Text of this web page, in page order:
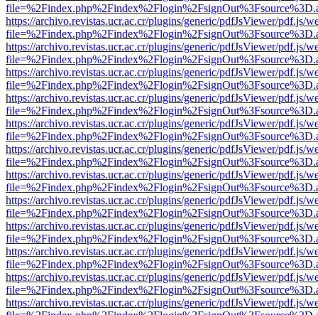
https://archivo.revistas.ucr.ac.cr/plugins/generic/pdfJsViewer/pdf.js/
https://archivo.revistas.ucr.ac.cr/plugins/generic/pdfJsViewer/pdf.js/
https://archivo.revistas.ucr.ac.cr/plugins/generic/pdfJsViewer/pdf.js/
https://archivo.revistas.ucr.ac.cr/plugins/generic/pdfJsViewer/pdf.js/
https://archivo.revistas.ucr.ac.cr/plugins/generic/pdfJsViewer/pdf.js/
https://archivo.revistas.ucr.ac.cr/plugins/generic/pdfJsViewer/pdf.js/
https://archivo.revistas.ucr.ac.cr/plugins/generic/pdfJsViewer/pdf.js/
https://archivo.revistas.ucr.ac.cr/plugins/generic/pdfJsViewer/pdf.js/
https://archivo.revistas.ucr.ac.cr/plugins/generic/pdfJsViewer/pdf.js/
https://archivo.revistas.ucr.ac.cr/plugins/generic/pdfJsViewer/pdf.js/
https://archivo.revistas.ucr.ac.cr/plugins/generic/pdfJsViewer/pdf.js/
https://archivo.revistas.ucr.ac.cr/plugins/generic/pdfJsViewer/pdf.js/